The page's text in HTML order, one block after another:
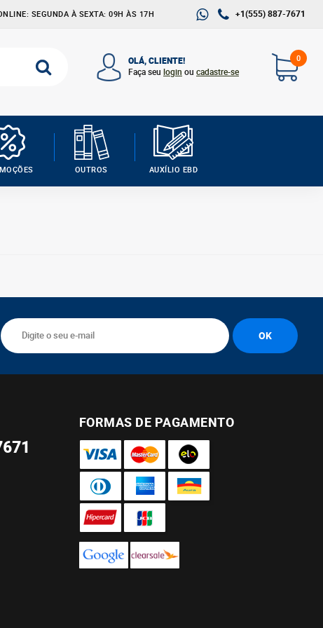
+1(555) 887-7671
SEGUNDA À SEXTA: 09H ÀS 17H
0
OLÁ, CLIENTE!
Faça seu login ou cadastre-se
OUTROS AUXÍLIO EBD
FORMAS DE PAGAMENTO